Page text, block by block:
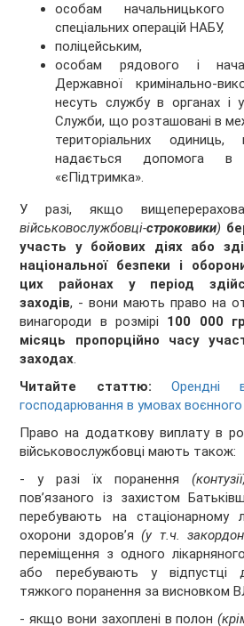
особам начальницького
спеціальних операцій НАБУ,
поліцейським,
особам рядового і
Державної кримінально-
несуть службу в органах і
Служби, що розташовані в
територіальних
надається допомога в
«єПідтримка».
У разі, якщо
військовослужбовці-строковики)
участь у бойових діях або
національної безпеки і
цих районах у період
заходів, - вони мають право на
винагороди в розмірі 100 000
місяць пропорційно часу
заходах.
Читайте статтю:
Орендні
господарювання в умовах
Право на додаткову виплату в
військовослужбовці мають також:
- у разі їх поранення
пов’язаного із захистом
перебувають на стаціонарному
охорони здоров’я(у т.ч.
переміщення з одного
або перебувають у відпустці
тяжкого поранення за висновком
- якщо вони захоплені в полон